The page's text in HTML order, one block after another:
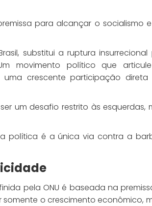
para alcançar o socialismo
substitui a ruptura
movimento político que
crescente participação
um desafio restrito às esquerdas,
política é a única via contra a
pela ONU é baseada na
o crescimento econômico,